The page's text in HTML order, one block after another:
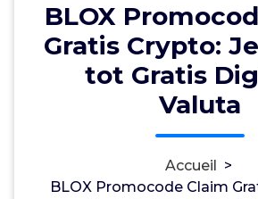
BLOX
Gratis Crypto:
tot Gratis
Valuta
Accueil
>
BLOX Promocode Claim
BLOX Promocode
Crypto: Je Sleutel tot
Digitale Valuta
myadminuser